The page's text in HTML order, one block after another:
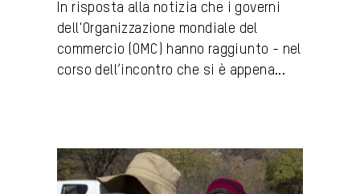
In risposta alla notizia che i governi
dell'Organizzazione mondiale del
commercio (OMC) hanno raggiunto - nel
corso dell’incontro che si è appena...